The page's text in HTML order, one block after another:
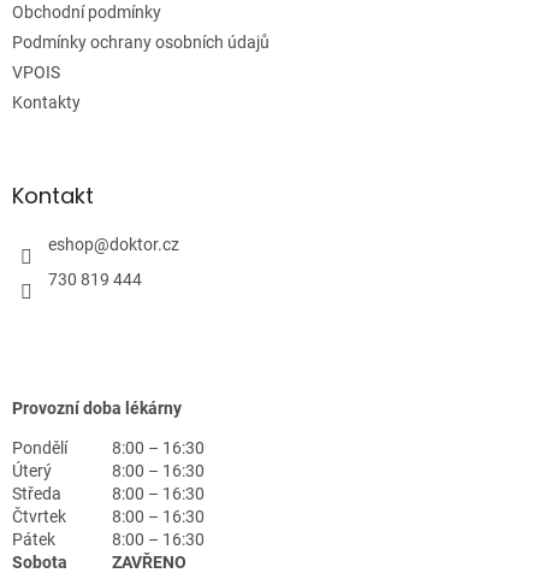
Obchodní podmínky
Podmínky ochrany osobních údajů
VPOIS
Kontakty
Kontakt
eshop@doktor.cz
730 819 444
Provozní doba lékárny
Pondělí
8:00 – 16:30
Úterý
8:00 – 16:30
Středa
8:00 – 16:30
Čtvrtek
8:00 – 16:30
Pátek
8:00 – 16:30
Sobota
ZAVŘENO